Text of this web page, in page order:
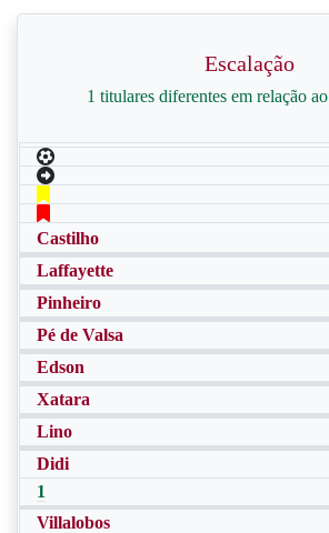
Escalação
1 titulares diferentes em relação
Castilho
Laffayette
Pinheiro
Pé de Valsa
Edson
Xatara
Lino
Didi
1
Villalobos